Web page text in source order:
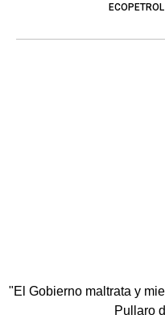
ECOPETROL